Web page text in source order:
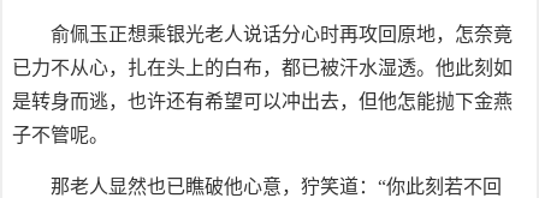
俞佩玉正想乘银光老人说话分心时再攻回原地，怎奈竟
已力不从心，扎在头上的白布，都已被汗水湿透。他此刻如
是转身而逃，也许还有希望可以冲出去，但他怎能抛下金燕
子不管呢。
那老人显然也已瞧破他心意，狞笑道：“你此刻若不回